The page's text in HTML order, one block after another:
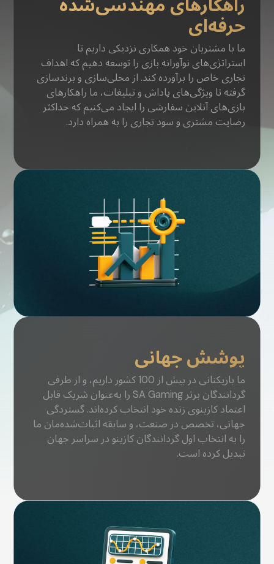
راهکارهای مهندسی‌شده
حرفه‌ای
ما با مشتریان خود همکاری نزدیکی داریم تا
استراتژی‌های نوآورانه بازی را توسعه دهیم که اهداف
تجاری خاص را برآورده کند. از محلی‌سازی و برندسازی
گرفته تا ویژگی‌های پاداش و تبلیغات، ما راهکارهای
بازی‌های آنلاین سفارشی را ایجاد می‌کنیم که حداکثر
رضایت مشتری و سود تجاری را به همراه دارد.
پوشش جهانی
ما بازیکنانی در بیش از 100 کشور داریم، و از طرفی
گردانندگان برتر SA Gaming را به‌عنوان شریک قابل
اعتماد کازینوی زنده خود انتخاب کرده‌اند. گستردگی
جهانی، تخصص در صنعت، و سابقه اثبات‌شده‌مان ما
را به انتخاب اول گردانندگان کازینو در سراسر جهان
تبدیل کرده است.